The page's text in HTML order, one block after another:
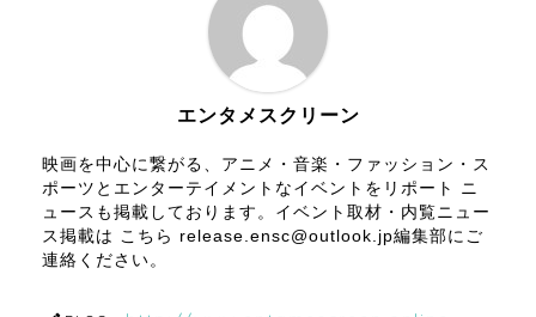
エンタメスクリーン
映画を中心に繋がる、アニメ・音楽・ファッション・ス
ポーツとエンターテイメントなイベントをリポート ニ
ュースも掲載しております。イベント取材・内覧ニュー
ス掲載は こちら release.ensc@outlook.jp編集部にご
連絡ください。